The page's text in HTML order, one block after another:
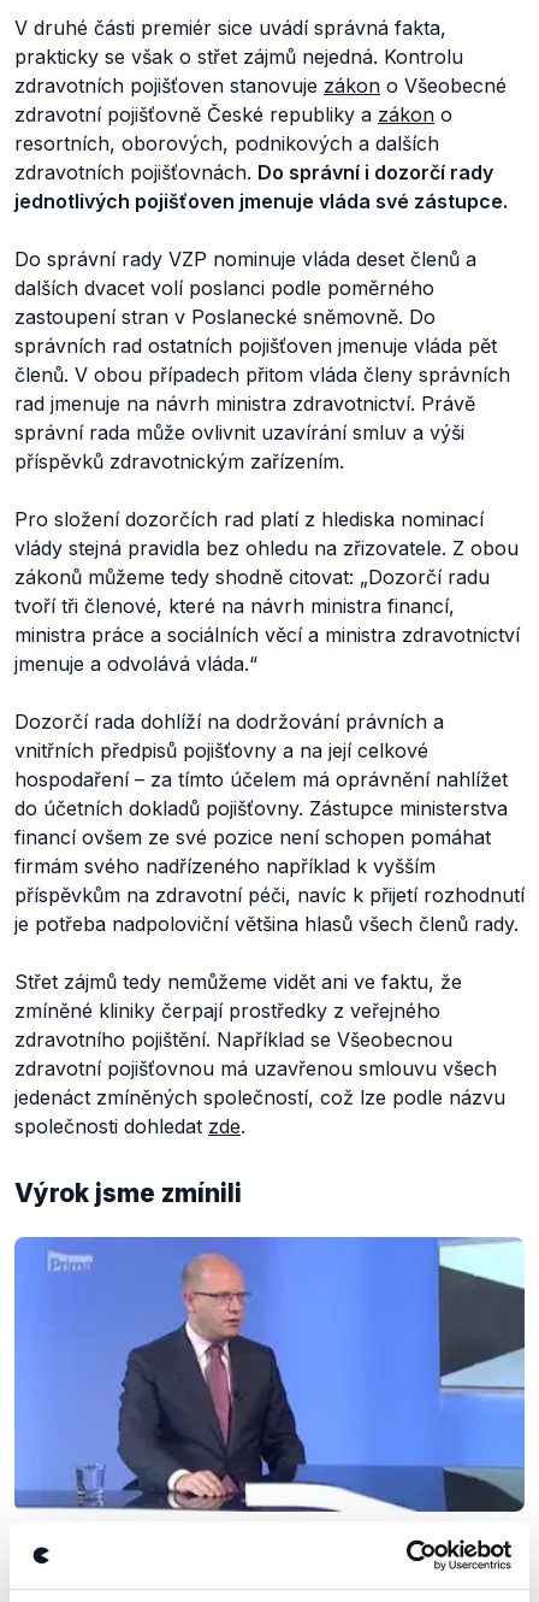
V druhé části premiér sice uvádí správná fakta,
prakticky se však o střet zájmů nejedná. Kontrolu
zdravotních pojišťoven stanovuje zákon o Všeobecné
zdravotní pojišťovně České republiky a zákon o
resortních, oborových, podnikových a dalších
zdravotních pojišťovnách. Do správní i dozorčí rady
jednotlivých pojišťoven jmenuje vláda své zástupce.
Do správní rady VZP nominuje vláda deset členů a
dalších dvacet volí poslanci podle poměrného
zastoupení stran v Poslanecké sněmovně. Do
správních rad ostatních pojišťoven jmenuje vláda pět
členů. V obou případech přitom vláda členy správních
rad jmenuje na návrh ministra zdravotnictví. Právě
správní rada může ovlivnit uzavírání smluv a výši
příspěvků zdravotnickým zařízením.
Pro složení dozorčích rad platí z hlediska nominací
vlády stejná pravidla bez ohledu na zřizovatele. Z obou
zákonů můžeme tedy shodně citovat: „Dozorčí radu
tvoří tři členové, které na návrh ministra financí,
ministra práce a sociálních věcí a ministra zdravotnictví
jmenuje a odvolává vláda.“
Dozorčí rada dohlíží na dodržování právních a
vnitřních předpisů pojišťovny a na její celkové
hospodaření – za tímto účelem má oprávnění nahlížet
do účetních dokladů pojišťovny. Zástupce ministerstva
financí ovšem ze své pozice není schopen pomáhat
firmám svého nadřízeného například k vyšším
příspěvkům na zdravotní péči, navíc k přijetí rozhodnutí
je potřeba nadpoloviční většina hlasů všech členů rady.
Střet zájmů tedy nemůžeme vidět ani ve faktu, že
zmíněné kliniky čerpají prostředky z veřejného
zdravotního pojištění. Například se Všeobecnou
zdravotní pojišťovnou má uzavřenou smlouvu všech
jedenáct zmíněných společností, což lze podle názvu
společnosti dohledat zde.
Výrok jsme zmínili
OVĚŘENO